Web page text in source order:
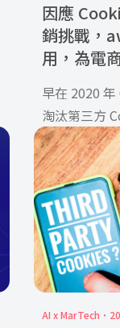
因應
銷挑戰，
用，為電
早在 2020
淘汰第三方
而後 […]
AI x MarTech